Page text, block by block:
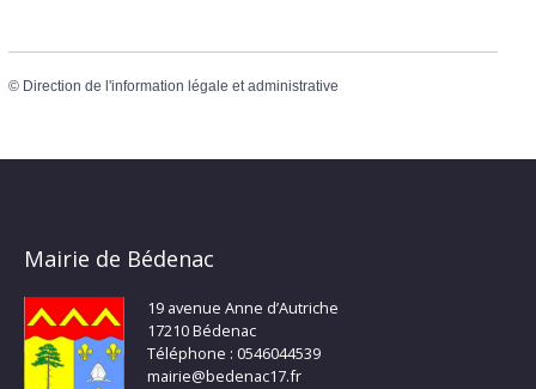
© Direction de l'information légale et administrative
Mairie de Bédenac
19 avenue Anne d’Autriche
17210 Bédenac
Téléphone : 0546044539
mairie@bedenac17.fr